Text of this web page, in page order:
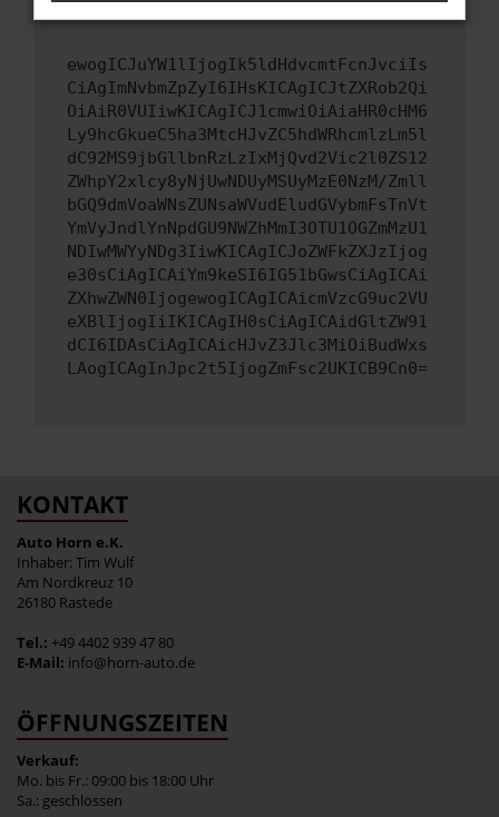
ewogICJuYW1lIjogIk5ldHdvcmtFcnJvciIs
CiAgImNvbmZpZyI6IHsKICAgICJtZXRob2Qi
OiAiR0VUIiwKICAgICJ1cmwiOiAiaHR0cHM6
Ly9hcGkueC5ha3MtcHJvZC5hdWRhcmlzLm5l
dC92MS9jbGllbnRzLzIxMjQvd2Vic2l0ZS12
ZWhpY2xlcy8yNjUwNDUyMSUyMzE0NzM/Zmll
bGQ9dmVoaWNsZUNsaWVudEludGVybmFsTnVt
YmVyJndlYnNpdGU9NWZhMmI3OTU1OGZmMzU1
NDIwMWYyNDg3IiwKICAgICJoZWFkZXJzIjog
e30sCiAgICAiYm9keSI6IG51bGwsCiAgICAi
ZXhwZWN0IjogewogICAgICAicmVzcG9uc2VU
eXBlIjogIiIKICAgIH0sCiAgICAidGltZW91
dCI6IDAsCiAgICAicHJvZ3Jlc3MiOiBudWxs
LAogICAgInJpc2t5IjogZmFsc2UKICB9Cn0=
KONTAKT
Auto Horn e.K.
Inhaber: Tim Wulf
Am Nordkreuz 10
26180 Rastede
Tel.: +49 4402 939 47 80
E-Mail: info@horn-auto.de
ÖFFNUNGSZEITEN
Verkauf:
Mo. bis Fr.: 09:00 bis 18:00 Uhr
Sa.: geschlossen